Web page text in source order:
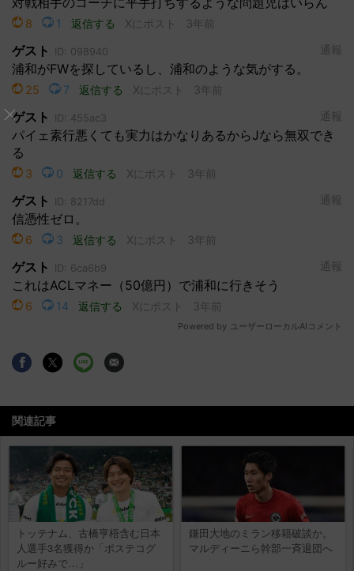
関連記事
トッテナム、古橋亨梧含む日本
人選手3名獲得か「ポステコグ
ルー好みで…」
鎌田大地のミラン移籍破談か。
マルディーニら幹部一斉退団へ